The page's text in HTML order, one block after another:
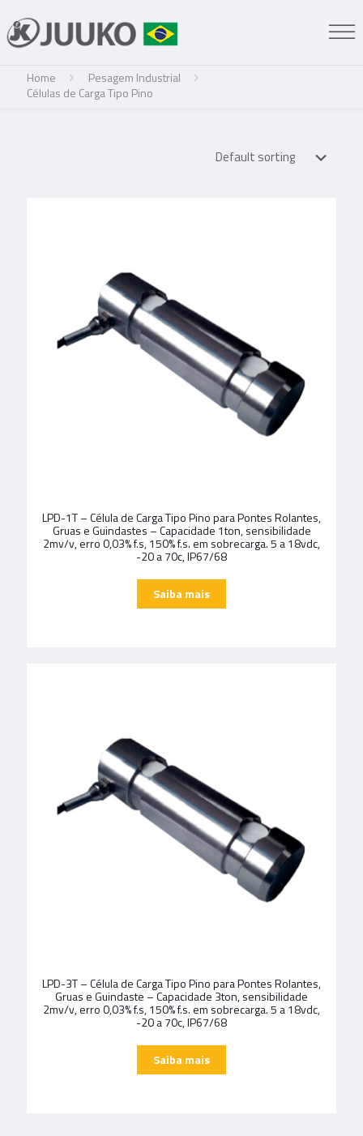
Home
Pesagem Industrial
Células de Carga Tipo Pino
LPD-1T – Célula de Carga Tipo Pino para Pontes Rolantes,
Gruas e Guindastes – Capacidade 1ton, sensibilidade
2mv/v, erro 0,03% f.s, 150% f.s. em sobrecarga. 5 a 18vdc,
-20 a 70c, IP67/68
LPD-3T – Célula de Carga Tipo Pino para Pontes Rolantes,
Gruas e Guindaste – Capacidade 3ton, sensibilidade
2mv/v, erro 0,03% f.s, 150% f.s. em sobrecarga. 5 a 18vdc,
-20 a 70c, IP67/68